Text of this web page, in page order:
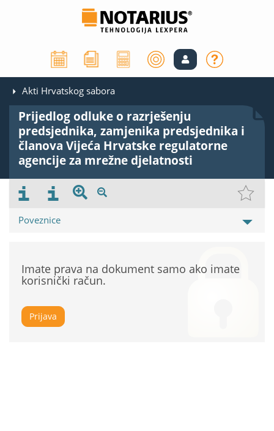
Akti Hrvatskog sabora
Prijedlog odluke o razrješenju
predsjednika, zamjenika predsjednika i
članova Vijeća Hrvatske regulatorne
agencije za mrežne djelatnosti
Poveznice
Imate prava na dokument samo ako imate
korisnički račun.
Prijava